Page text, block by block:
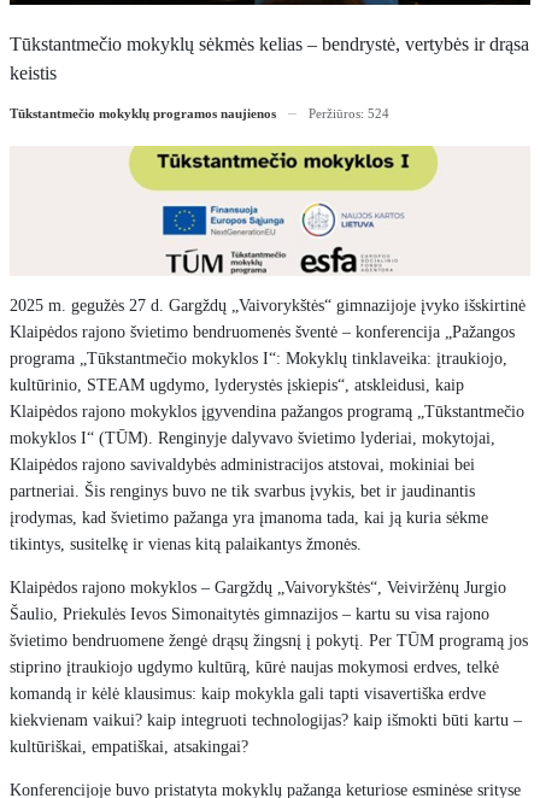
Tūkstantmečio mokyklų sėkmės kelias – bendrystė, vertybės ir drąsa
keistis
Tūkstantmečio mokyklų programos naujienos Peržiūros: 524
2025 m. gegužės 27 d. Gargždų „Vaivorykštės“ gimnazijoje įvyko išskirtinė
Klaipėdos rajono švietimo bendruomenės šventė – konferencija „Pažangos
programa „Tūkstantmečio mokyklos I“: Mokyklų tinklaveika: įtraukiojo,
kultūrinio, STEAM ugdymo, lyderystės įskiepis“, atskleidusi, kaip
Klaipėdos rajono mokyklos įgyvendina pažangos programą „Tūkstantmečio
mokyklos I“ (TŪM). Renginyje dalyvavo švietimo lyderiai, mokytojai,
Klaipėdos rajono savivaldybės administracijos atstovai, mokiniai bei
partneriai. Šis renginys buvo ne tik svarbus įvykis, bet ir jaudinantis
įrodymas, kad švietimo pažanga yra įmanoma tada, kai ją kuria sėkme
tikintys, susitelkę ir vienas kitą palaikantys žmonės.
Klaipėdos rajono mokyklos – Gargždų „Vaivorykštės“, Veiviržėnų Jurgio
Šaulio, Priekulės Ievos Simonaitytės gimnazijos – kartu su visa rajono
švietimo bendruomene žengė drąsų žingsnį į pokytį. Per TŪM programą jos
stiprino įtraukiojo ugdymo kultūrą, kūrė naujas mokymosi erdves, telkė
komandą ir kėlė klausimus: kaip mokykla gali tapti visavertiška erdve
kiekvienam vaikui? kaip integruoti technologijas? kaip išmokti būti kartu –
kultūriškai, empatiškai, atsakingai?
Konferencijoje buvo pristatyta mokyklų pažanga keturiose esminėse srityse